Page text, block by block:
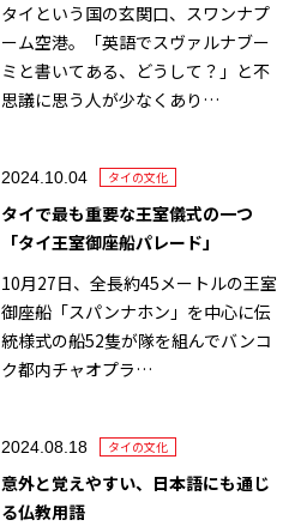
タイという国の玄関口、スワンナプ
ーム空港。「英語でスヴァルナブー
ミと書いてある、どうして？」と不
思議に思う人が少なくあり…
2024.10.04 タイの文化
タイで最も重要な王室儀式の一つ
「タイ王室御座船パレード」
10月27日、全長約45メートルの王室
御座船「スパンナホン」を中心に伝
統様式の船52隻が隊を組んでバンコ
ク都内チャオプラ…
2024.08.18 タイの文化
意外と覚えやすい、日本語にも通じ
る仏教用語